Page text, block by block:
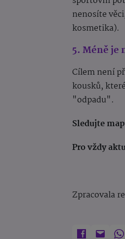
nenosíte
kosmetika).
5. Méně je
Cílem není
kousků,
"odpadu".
Sledujte
Pro vždy
Zpracovala